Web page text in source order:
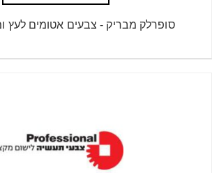
סופרלק מבריק - צבעים אטומים לעץ